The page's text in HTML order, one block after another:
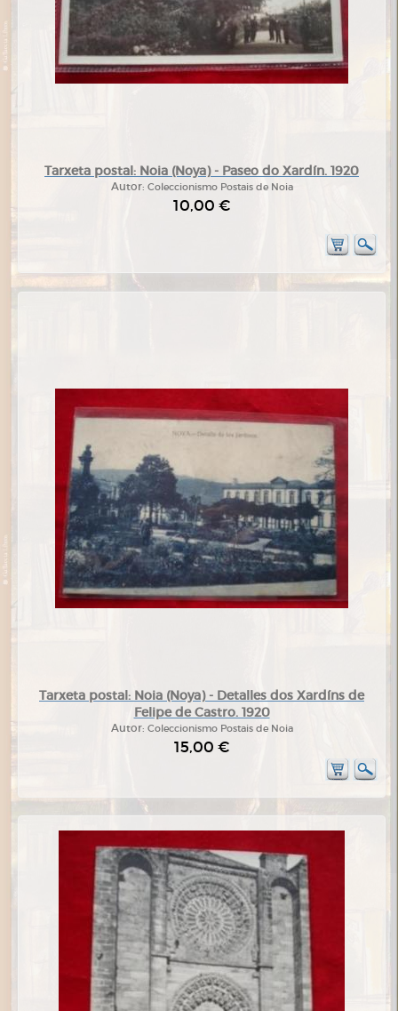
Tarxeta postal: Noia (Noya) - Paseo do Xardín. 1920
Autor: Coleccionismo Postais de Noia
10,00 €
Tarxeta postal: Noia (Noya) - Detalles dos Xardíns de
Felipe de Castro. 1920
Autor: Coleccionismo Postais de Noia
15,00 €